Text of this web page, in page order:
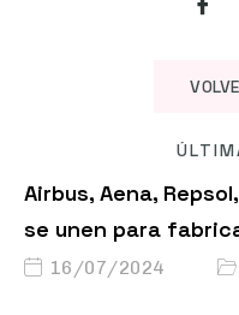
Airbus, Aena,
se unen para
16/07/2024